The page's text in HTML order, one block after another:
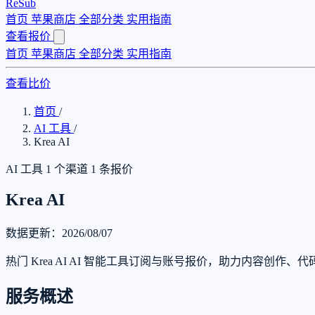
ReSub
首页 苹果商店 全部分类 实用指南
查看报价
首页 苹果商店 全部分类 实用指南
查看比价
首页 /
AI 工具 /
Krea AI
AI 工具 1 个渠道 1 条报价
Krea AI
数据更新：2026/08/07
热门 Krea AI AI 智能工具订阅与账号报价，助力内容创作、代
服务概述